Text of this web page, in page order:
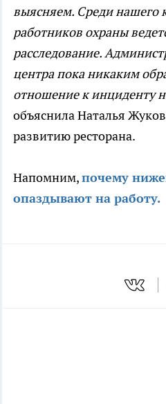
выясняем. Среди нашего
работников охраны
расследование.
центра пока никаким
отношение к инциденту
объяснила Наталья
развитию ресторана.
Напомним,почему
опаздывают на работу.